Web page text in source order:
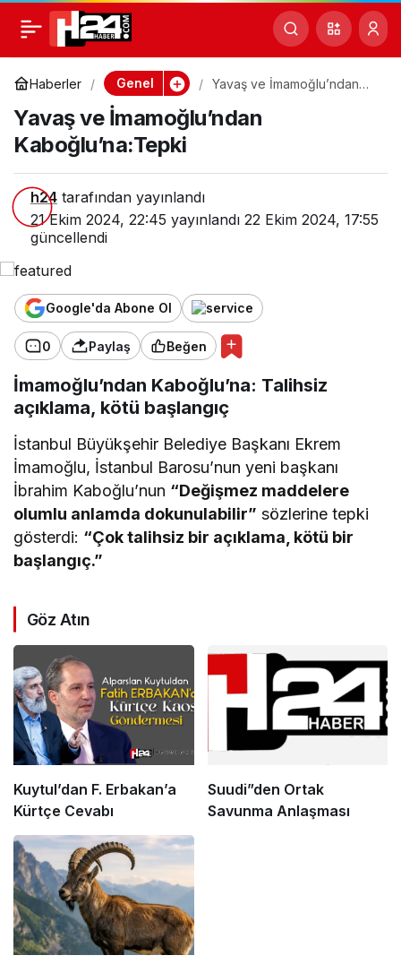
Haberler Genel
Yavaş ve İmamoğlu’ndan
Yavaş ve İmamoğlu’ndan
Kaboğlu’na:Tepki
h24 tarafından yayınlandı
21 Ekim 2024, 22:45 yayınlandı 22 Ekim 2024, 17:55
güncellendi
Google'da Abone Ol
0 Paylaş Beğen
İmamoğlu’ndan Kaboğlu’na: Talihsiz
açıklama, kötü başlangıç
İstanbul Büyükşehir Belediye Başkanı Ekrem
İmamoğlu, İstanbul Barosu’nun yeni başkanı
İbrahim Kaboğlu’nun “Değişmez maddelere
olumlu anlamda dokunulabilir” sözlerine tepki
gösterdi: “Çok talihsiz bir açıklama, kötü bir
başlangıç.”
Göz Atın
Kuytul’dan F. Erbakan’a
Kürtçe Cevabı
Suudi”den Ortak
Savunma Anlaşması
Yavaş ve
İmamoğlu’ndan
Kaboğlu’na:Tepki
0